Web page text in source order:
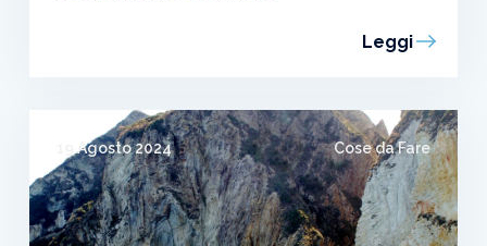
Leggi
19 Agosto 2024 Cose da Fare